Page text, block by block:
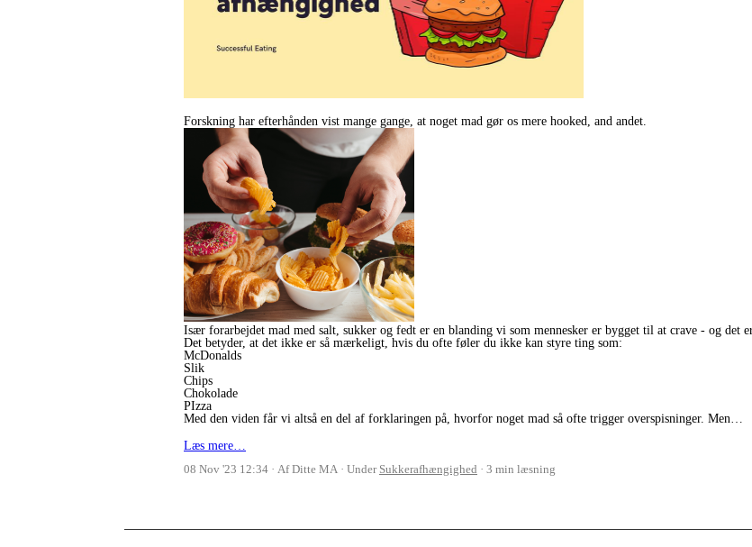
Forskning har efterhånden vist mange gange, at noget mad gør os mere hooked, and andet.
Især forarbejdet mad med salt, sukker og fedt er en blanding vi som mennesker er bygget til at crave - og det
Det betyder, at det ikke er så mærkeligt, hvis du ofte føler du ikke kan styre ting som:
McDonalds
Slik
Chips
Chokolade
PIzza
Med den viden får vi altså en del af forklaringen på, hvorfor noget mad så ofte trigger overspisninger. Men…
Læs mere…
08 Nov '23 12:34
Af Ditte MA Under Sukkerafhængighed 3 min læsning